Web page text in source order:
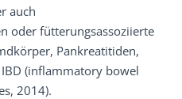
auch
oder fütterungsassoziierte
Pankreatitiden,
(inflammatory bowel
2014).